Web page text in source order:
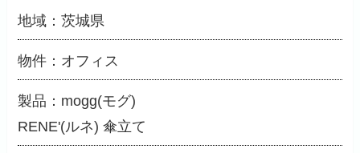
地域：茨城県
物件：オフィス
製品：mogg(モグ)
RENE'(ルネ) 傘立て